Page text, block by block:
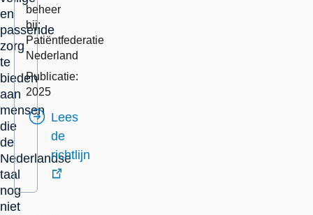
en
passende
zorg
te
bieden
aan
mensen
die
de
Nederlandse
taal
nog
niet
beheer
bij:
Patiëntfederatie
Nederland
Publicatie:
2025
Lees
de
richtlijn